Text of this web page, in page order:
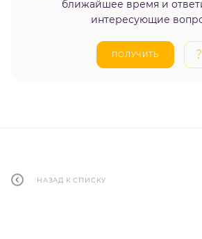
ближайшее время и
интересующие
ПОЛУЧИТЬ
НАЗАД К СПИСКУ